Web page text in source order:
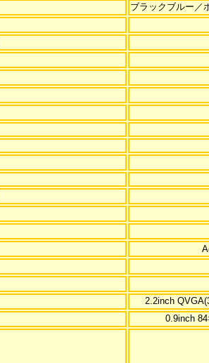
ブラックブルー／
2.2inch
0.9inch